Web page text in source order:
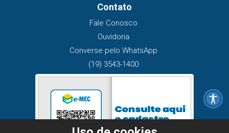
Contato
Fale Conosco
Ouvidoria
Converse pelo WhatsApp
(19) 3543-1400